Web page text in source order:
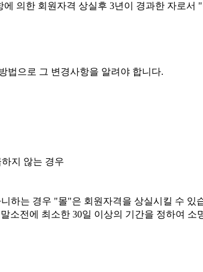
의한 회원자격 상실후 3년이 경과한 자로서
법으로 그 변경사항을 알려야 합니다.
지 않는 경우
하는 경우 "몰"은 회원자격을 상실시킬 수 있
소전에 최소한 30일 이상의 기간을 정하여 소